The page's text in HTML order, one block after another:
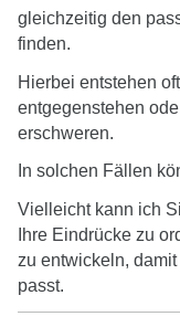
gleichzeitig den
finden.
Hierbei entstehen
entgegenstehen
erschweren.
In solchen Fällen
Vielleicht kann ich
Ihre Eindrücke zu
zu entwickeln,
passt.